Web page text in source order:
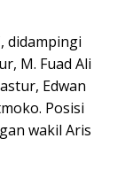
didampingi
M. Fuad Ali
Edwan
Posisi
wakil Aris